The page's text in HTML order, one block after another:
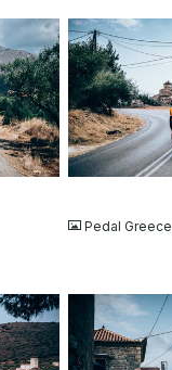
JPG
Pedal Greece